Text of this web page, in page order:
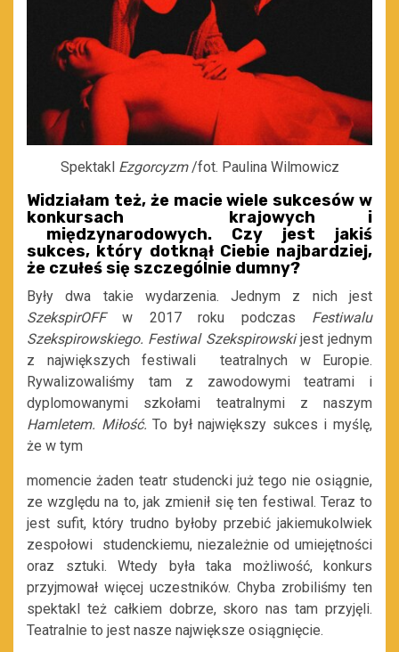
Spektakl Ezgorcyzm/fot. Paulina Wilmowicz
Widziałam też, że macie wiele sukcesów w
konkursach krajowych i
międzynarodowych. Czy jest jakiś
sukces, który dotknął Ciebie najbardziej,
że czułeś się szczególnie dumny?
Były dwa takie wydarzenia. Jednym z nich jest
SzekspirOFFw 2017 roku podczas Festiwalu
Szekspirowskiego. Festiwal Szekspirowskijest jednym
z największych festiwali teatralnych w Europie.
Rywalizowaliśmy tam z zawodowymi teatrami i
dyplomowanymi szkołami teatralnymi z naszym
Hamletem. Miłość. To był największy sukces i myślę,
że w tym
momencie żaden teatr studencki już tego nie osiągnie,
ze względu na to, jak zmienił się ten festiwal. Teraz to
jest sufit, który trudno byłoby przebić jakiemukolwiek
zespołowi studenckiemu, niezależnie od umiejętności
oraz sztuki. Wtedy była taka możliwość, konkurs
przyjmował więcej uczestników. Chyba zrobiliśmy ten
spektakl też całkiem dobrze, skoro nas tam przyjęli.
Teatralnie to jest nasze największe osiągnięcie.